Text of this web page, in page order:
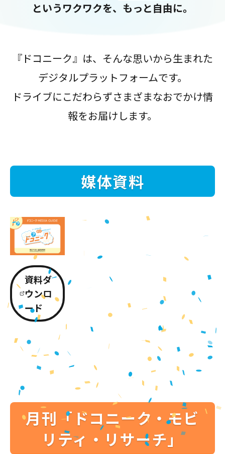
というワクワクを、もっと自由に。
『ドコニーク』は、そんな思いから生まれた
デジタルプラットフォームです。
ドライブにこだわらずさまざまなおでかけ情
報をお届けします。
媒体資料
資料ダ
ウンロ
ード
月刊「ドコニーク・モビ
リティ・リサーチ」